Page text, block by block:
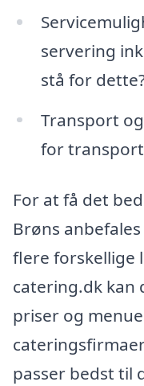
servering
stå for
Transport
for
For at få det
Brøns
flere forskellige
catering.dk kan
priser og
passer bedst til